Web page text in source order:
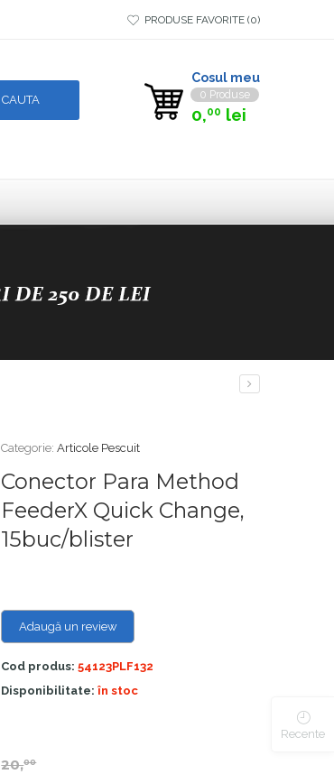
PRODUSE FAVORITE 0
Cosul meu
0 Produse
0,00 lei
Categorie:Articole Pescuit
Conector Para Method
FeederX Quick Change,
15buc/blister
Adaugă un review
Cod produs:54123PLF132
Disponibilitate: în stoc
20,00
Recente